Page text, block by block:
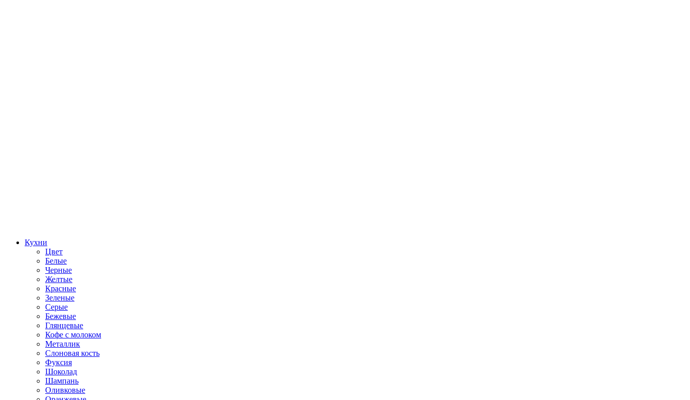
Кухни
Цвет
Белые
Черные
Желтые
Красные
Зеленые
Серые
Бежевые
Глянцевые
Кофе с молоком
Металлик
Слоновая кость
Фуксия
Шоколад
Шампань
Оливковые